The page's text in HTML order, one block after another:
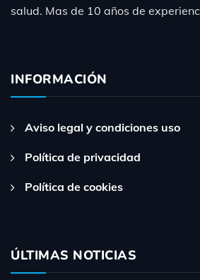
salud. Mas de 10 años de
INFORMACIÓN
Aviso legal y condiciones uso
Política de privacidad
Política de cookies
ÚLTIMAS NOTICIAS